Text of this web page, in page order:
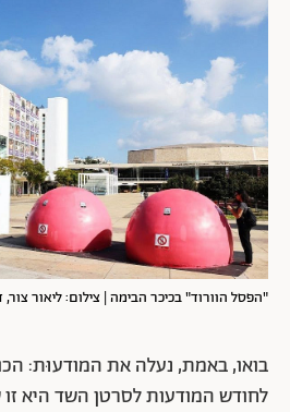
"הפסל הוורוד" בכיכר הבימה | צילום: ליאור צור,
בואו, באמת, נעלה את המודעוּת: